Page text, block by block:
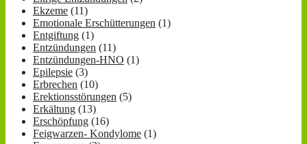
Ekzeme (11)
Emotionale Erschütterungen (1)
Entgiftung (1)
Entzündungen (11)
Entzündungen-HNO (1)
Epilepsie (3)
Erbrechen (10)
Erektionsstörungen (5)
Erkältung (13)
Erschöpfung (16)
Feigwarzen- Kondylome (1)